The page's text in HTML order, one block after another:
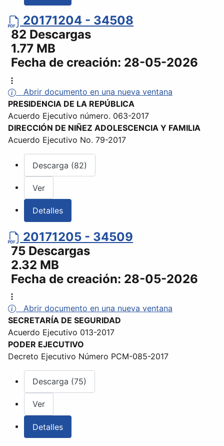
20171204 - 34508
82 Descargas
1.77 MB
Fecha de creación: 28-05-2026
Abrir documento en una nueva ventana
PRESIDENCIA DE LA REPÚBLICA
Acuerdo Ejecutivo número. 063-2017
DIRECCIÓN DE NIÑEZ ADOLESCENCIA Y FAMILIA
Acuerdo Ejecutivo No. 79-2017
Descarga (82)
Ver
Detalles
20171205 - 34509
75 Descargas
2.32 MB
Fecha de creación: 28-05-2026
Abrir documento en una nueva ventana
SECRETARÍA DE SEGURIDAD
Acuerdo Ejecutivo 013-2017
PODER EJECUTIVO
Decreto Ejecutivo Número PCM-085-2017
Descarga (75)
Ver
Detalles